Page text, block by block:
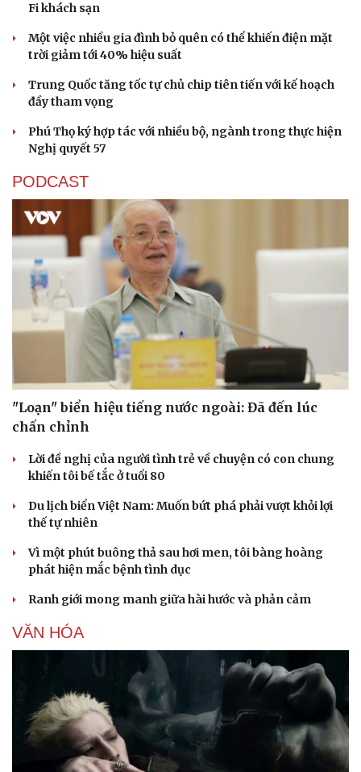
Doanh nghiệp
Thông tin doanh nghiệp
Doanh nhân
Vì cộng đồng
Công nghệ
Trải nghiệm
Fi khách sạn
Một việc nhiều gia đình bỏ quên có thể khiến điện mặt
trời giảm tới 40% hiệu suất
Trung Quốc tăng tốc tự chủ chip tiên tiến với kế hoạch
đầy tham vọng
Phú Thọ ký hợp tác với nhiều bộ, ngành trong thực hiện
Nghị quyết 57
PODCAST
"Loạn" biển hiệu tiếng nước ngoài: Đã đến lúc
chấn chỉnh
Lời đề nghị của người tình trẻ về chuyện có con chung
khiến tôi bế tắc ở tuổi 80
Du lịch biển Việt Nam: Muốn bứt phá phải vượt khỏi lợi
thế tự nhiên
Vì một phút buông thả sau hơi men, tôi bàng hoàng
phát hiện mắc bệnh tình dục
Ranh giới mong manh giữa hài hước và phản cảm
VĂN HÓA